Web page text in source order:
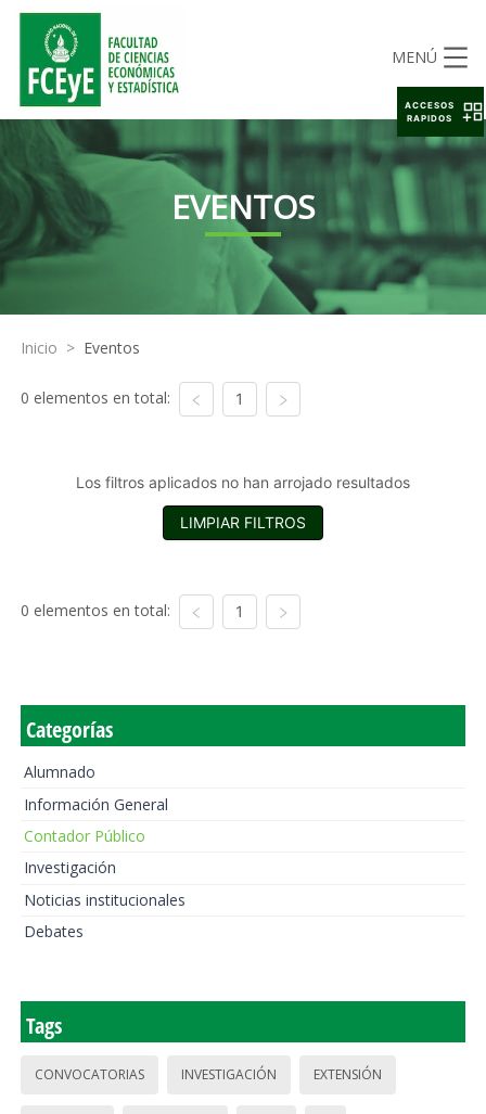
MENÚ
EVENTOS
Inicio > Eventos
0 elementos en total: 1
Los filtros aplicados no han arrojado resultados
LIMPIAR FILTROS
0 elementos en total: 1
Categorías
Alumnado
Información General
Contador Público
Investigación
Noticias institucionales
Debates
Tags
CONVOCATORIAS INVESTIGACIÓN EXTENSIÓN
ACCESOS
RAPIDOS